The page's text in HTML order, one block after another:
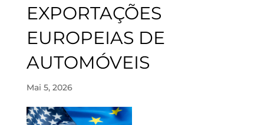
EXPORTAÇÕES
EUROPEIAS DE
AUTOMÓVEIS
Mai 5, 2026